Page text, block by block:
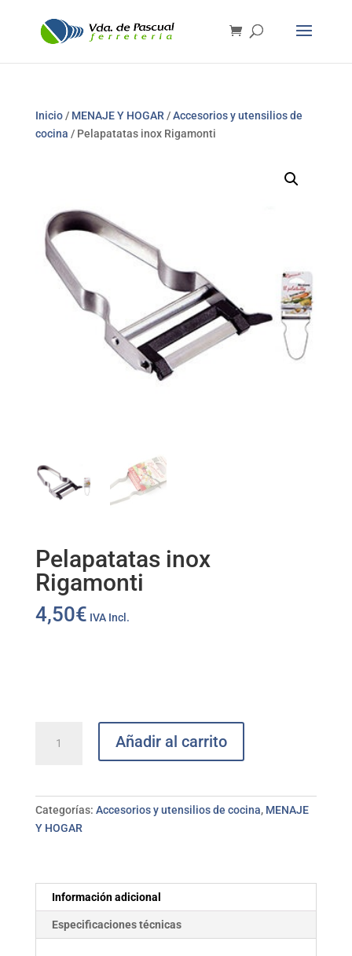
Inicio/ MENAJE Y HOGAR /Accesorios y utensilios de
cocina / Pelapatatas inox Rigamonti
Pelapatatas inox
Rigamonti
4,50€ IVA Incl.
Añadir al carrito
Categorías: Accesorios y utensilios de cocina, MENAJE
Y HOGAR
Información adicional
Especificaciones técnicas